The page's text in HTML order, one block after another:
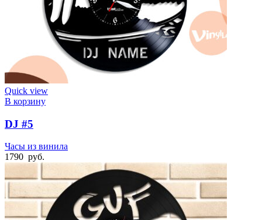
Quick view
В корзину
DJ #5
Часы из винила
1790 руб.